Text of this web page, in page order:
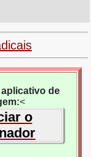
de
<
o